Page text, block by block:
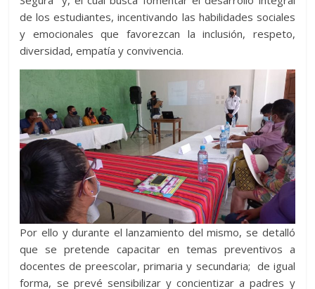
de los estudiantes, incentivando las habilidades sociales
y emocionales que favorezcan la inclusión, respeto,
diversidad, empatía y convivencia.
Por ello y durante el lanzamiento del mismo, se detalló
que se pretende capacitar en temas preventivos a
docentes de preescolar, primaria y secundaria; de igual
forma, se prevé sensibilizar y concientizar a padres y